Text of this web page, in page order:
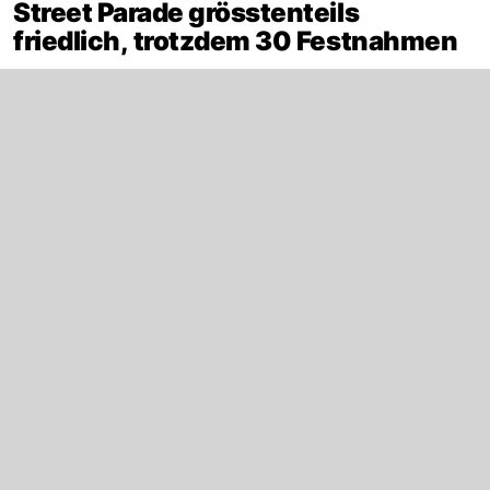
Street Parade grösstenteils
friedlich, trotzdem 30 Festnahmen